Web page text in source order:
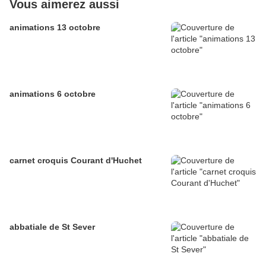
Vous aimerez aussi
animations 13 octobre
animations 6 octobre
carnet croquis Courant d'Huchet
abbatiale de St Sever